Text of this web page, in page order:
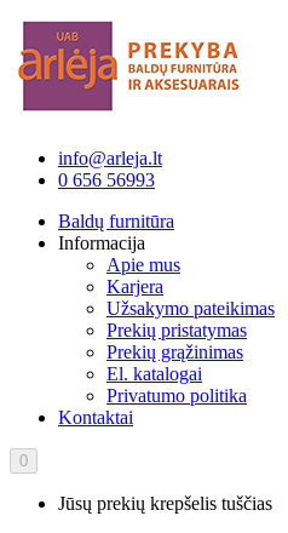
info@arleja.lt
0 656 56993
Baldų furnitūra
Informacija
Apie mus
Karjera
Užsakymo pateikimas
Prekių pristatymas
Prekių grąžinimas
El. katalogai
Privatumo politika
Kontaktai
0
Jūsų prekių krepšelis tuščias